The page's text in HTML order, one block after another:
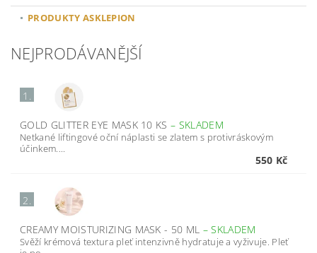
PRODUKTY ASKLEPION
NEJPRODÁVANĚJŠÍ
1.
GOLD GLITTER EYE MASK 10 KS– SKLADEM
Netkané liftingové oční náplasti se zlatem s protivráskovým
účinkem....
550 Kč
2.
CREAMY MOISTURIZING MASK - 50 ML –SKLADEM
Svěží krémová textura pleť intenzivně hydratuje a vyživuje. Pleť